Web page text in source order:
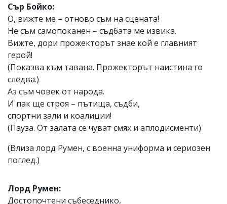
Сър Бойко:
О, вижте ме – отново съм на сцената!
Не съм самопоканен – съдбата ме извика.
Вижте, дори прожекторът знае кой е главният
герой!
(Показва към тавана. Прожекторът наистина го
следва.)
Аз съм човек от народа.
И пак ще строя – пътища, съдби,
спортни зали и коалиции!
(Пауза. От залата се чуват смях и аплодисменти)
(Влиза лорд Румен, с военна униформа и сериозен
поглед.)
Лорд Румен:
Достопочтени събеседнико,